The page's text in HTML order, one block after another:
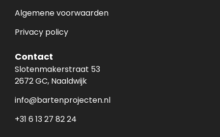
Algemene voorwaarden
Privacy policy
Contact
Slotenmakerstraat 53
2672 GC, Naaldwijk
info@bartenprojecten.nl
+31 6 13 27 82 24